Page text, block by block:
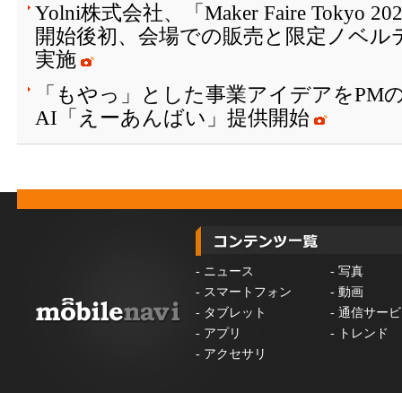
Yolni株式会社、「Maker Faire Tokyo
開始後初、会場での販売と限定ノベ
実施
「もやっ」とした事業アイデアをPM
AI「えーあんばい」提供開始
- ニュース - 写真
- スマートフォン - 動画
- タブレット - 通信サー
- アプリ -
トレンド
- アクセサリ